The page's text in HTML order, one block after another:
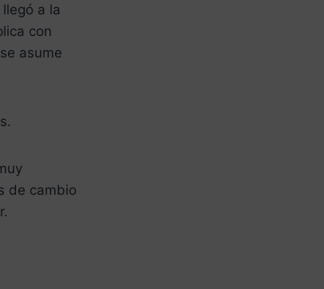
a la
con
asume
de cambio